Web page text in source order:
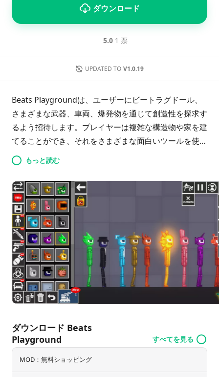
ダウンロード
5.0 1 票
UPDATED TO V1.0.19
Beats Playgroundは、ユーザーにビートラグドール、
さまざまな武器、車両、爆発物を通じて創造性を探求す
るよう招待します。プレイヤーは複雑な構造物や家を建
てることができ、それをさまざまな面白いツールを使っ
て解体することもできます。このダイナミックなプラッ
トフォームは、想像力豊かなストーリーテリングと遊び
心あふれる実験を促し、建設と破壊をシームレスに組み
合わせて、他にはない魅力的な体験を提供します。
もっと読む
ダウンロード Beats
Playground
すべてを見る
MOD：無料ショッピング